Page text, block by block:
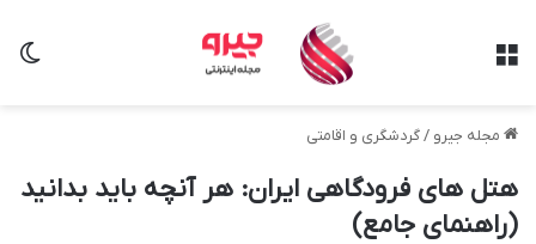
مجله جیرو /گردشگری و اقامتی
هتل های فرودگاهی ایران: هر آنچه باید بدانید
(راهنمای جامع)